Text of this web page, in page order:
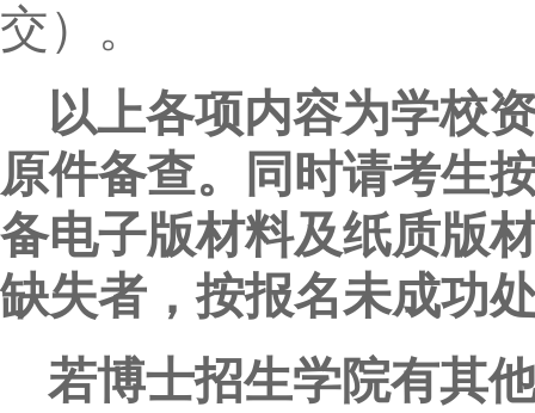
交）。
以上各项内容为学校
原件备查。同时请考生
备电子版材料及纸质版
缺失者，按报名未成功
若博士招生学院有其